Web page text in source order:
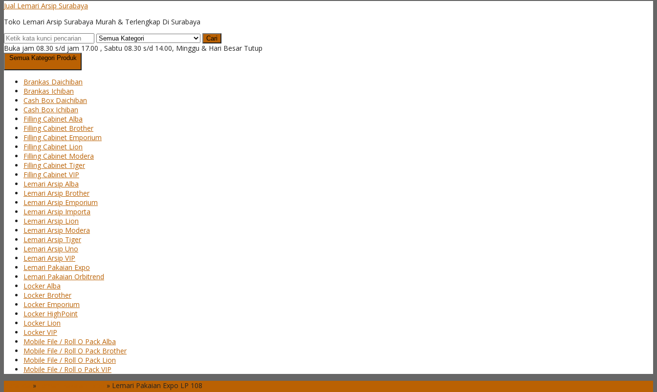
Jual Lemari Arsip Surabaya
Toko Lemari Arsip Surabaya Murah & Terlengkap Di Surabaya
Cari
Buka jam 08.30 s/d jam 17.00 , Sabtu 08.30 s/d 14.00, Minggu & Hari Besar Tutup
Semua Kategori Produk
Brankas Daichiban
Brankas Ichiban
Cash Box Daichiban
Cash Box Ichiban
Filling Cabinet Alba
Filling Cabinet Brother
Filling Cabinet Emporium
Filling Cabinet Lion
Filling Cabinet Modera
Filling Cabinet Tiger
Filling Cabinet VIP
Lemari Arsip Alba
Lemari Arsip Brother
Lemari Arsip Emporium
Lemari Arsip Importa
Lemari Arsip Lion
Lemari Arsip Modera
Lemari Arsip Tiger
Lemari Arsip Uno
Lemari Arsip VIP
Lemari Pakaian Expo
Lemari Pakaian Orbitrend
Locker Alba
Locker Brother
Locker Emporium
Locker HighPoint
Locker Lion
Locker VIP
Mobile File / Roll O Pack Alba
Mobile File / Roll O Pack Brother
Mobile File / Roll O Pack Lion
Mobile File / Roll o Pack VIP
» » Lemari Pakaian Expo LP 108